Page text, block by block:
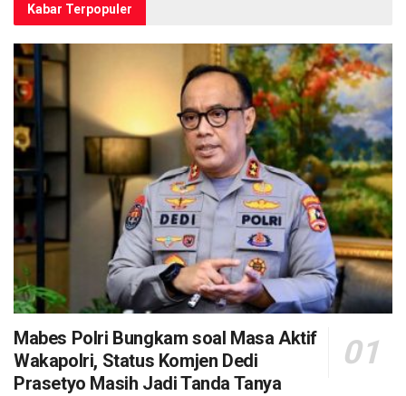
Kabar Terpopuler
Mabes Polri Bungkam soal Masa Aktif
Wakapolri, Status Komjen Dedi
Prasetyo Masih Jadi Tanda Tanya